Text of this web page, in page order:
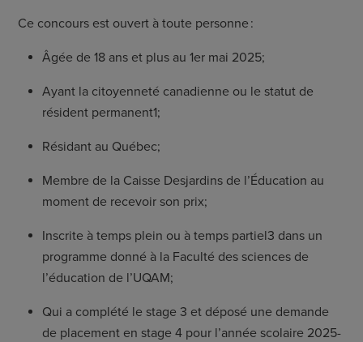
Ce concours est ouvert à toute personne :
Âgée de 18 ans et plus au 1er mai 2025;
Ayant la citoyenneté canadienne ou le statut de
résident permanent1;
Résidant au Québec;
Membre de la Caisse Desjardins de l’Éducation au
moment de recevoir son prix;
Inscrite à temps plein ou à temps partiel3 dans un
programme donné à la Faculté des sciences de
l’éducation de l’UQAM;
Qui a complété le stage 3 et déposé une demande
de placement en stage 4 pour l’année scolaire 2025-